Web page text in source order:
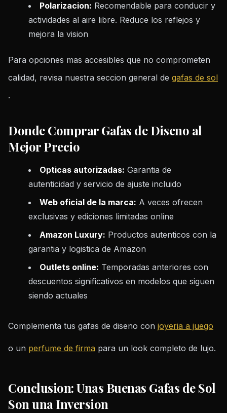
Polarizacion: Recomendable para conducir y
actividades al aire libre. Reduce los reflejos y
mejora la vision
Para opciones mas accesibles que no comprometen
calidad, revisa nuestra seccion general de gafas de sol
.
Donde Comprar Gafas de Diseno al
Mejor Precio
Opticas autorizadas: Garantia de
autenticidad y servicio de ajuste incluido
Web oficial de la marca: A veces ofrecen
exclusivas y ediciones limitadas online
Amazon Luxury: Productos autenticos con la
garantia y logistica de Amazon
Outlets online: Temporadas anteriores con
descuentos significativos en modelos que siguen
siendo actuales
Complementa tus gafas de diseno con joyeria a juego
o un perfume de firma para un look completo de lujo.
Conclusion: Unas Buenas Gafas de Sol
Son una Inversion